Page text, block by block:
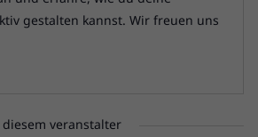
gestalten kannst. Wir freuen uns
veranstalter